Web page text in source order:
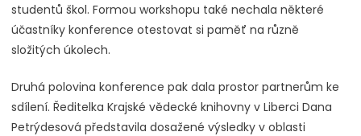
studentů škol. Formou workshopu také nechala některé
účastníky konference otestovat si paměť na různě
složitých úkolech.
Druhá polovina konference pak dala prostor partnerům ke
sdílení. Ředitelka Krajské vědecké knihovny v Liberci Dana
Petrýdesová představila dosažené výsledky v oblasti